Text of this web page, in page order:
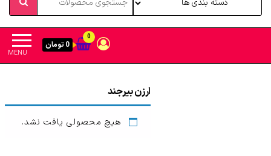
MENU
0
0 تومان
ارزن بیرجند
هیچ محصولی یافت نشد.